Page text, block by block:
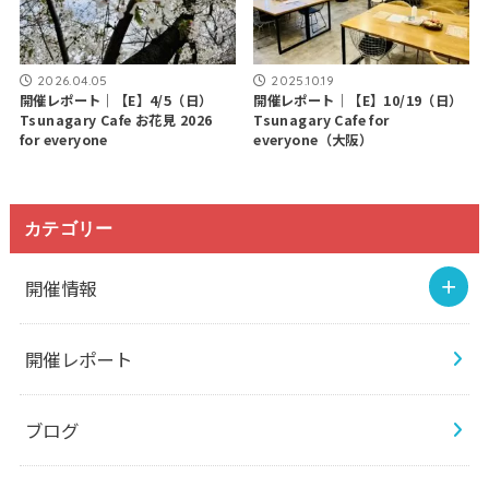
2026.04.05
開催レポート｜【E】4/5（日）
Tsunagary Cafe お花見 2026
for everyone
2025.10.19
開催レポート｜【E】10/19（日）
Tsunagary Cafe for
everyone（大阪）
カテゴリー
開催情報
開催レポート
ブログ